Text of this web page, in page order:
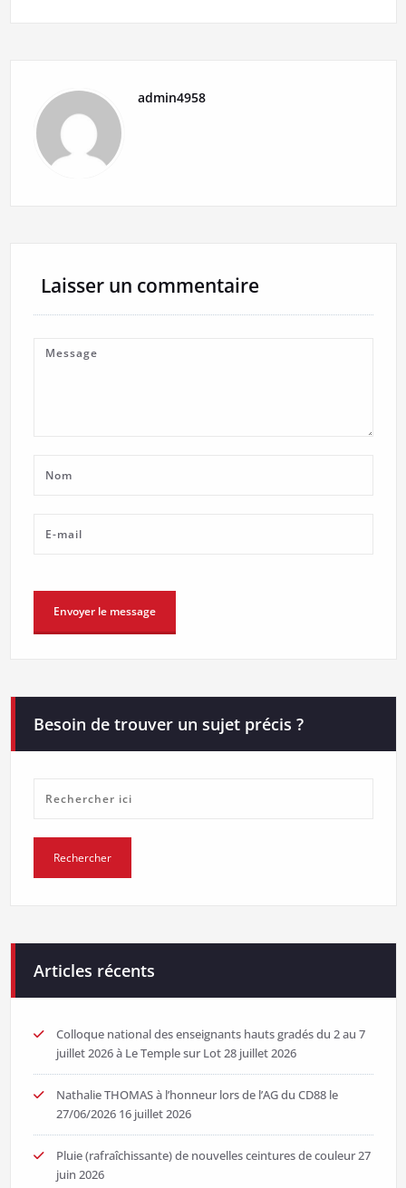
admin4958
Laisser un commentaire
Besoin de trouver un sujet précis ?
Articles récents
Colloque national des enseignants hauts gradés du 2 au 7
juillet 2026 à Le Temple sur Lot28 juillet 2026
Nathalie THOMAS à l’honneur lors de l’AG du CD88 le
27/06/2026 16 juillet 2026
Pluie (rafraîchissante) de nouvelles ceintures de couleur27
juin 2026